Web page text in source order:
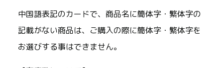
中国語表記のカードで、商品名に簡体字・繁体字の
記載がない商品は、ご購入の際に簡体字・繁体字を
お選びする事はできません。